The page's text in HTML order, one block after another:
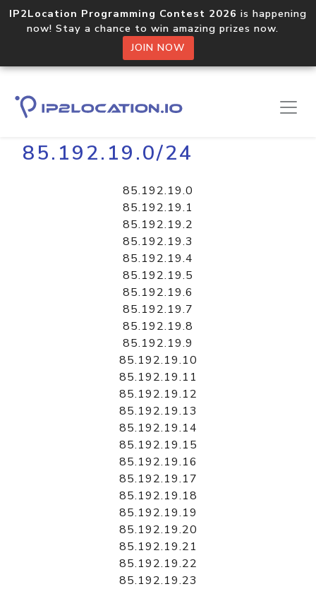
IP2Location Programming Contest 2026 is happening
now! Stay a chance to win amazing prizes now.
JOIN NOW
Home Libraries
85.192.19.0/24
85.192.19.0
85.192.19.1
85.192.19.2
85.192.19.3
85.192.19.4
85.192.19.5
85.192.19.6
85.192.19.7
85.192.19.8
85.192.19.9
85.192.19.10
85.192.19.11
85.192.19.12
85.192.19.13
85.192.19.14
85.192.19.15
85.192.19.16
85.192.19.17
85.192.19.18
85.192.19.19
85.192.19.20
85.192.19.21
85.192.19.22
85.192.19.23